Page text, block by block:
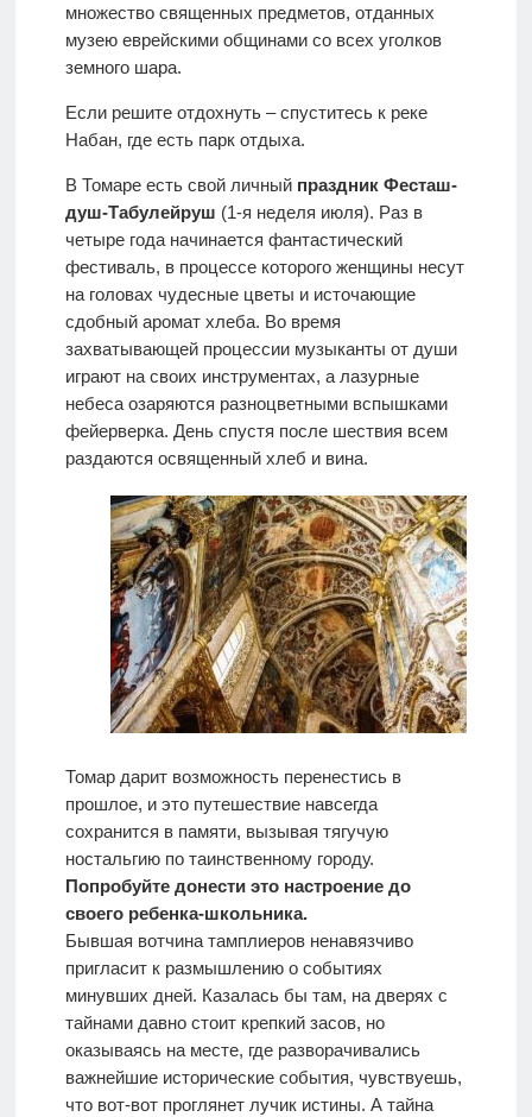
множество священных предметов, отданных
музею еврейскими общинами со всех уголков
земного шара.
Если решите отдохнуть – спуститесь к реке
Набан, где есть парк отдыха.
В Томаре есть свой личный праздник Фесташ-
душ-Табулейруш (1-я неделя июля). Раз в
четыре года начинается фантастический
фестиваль, в процессе которого женщины несут
на головах чудесные цветы и источающие
сдобный аромат хлеба. Во время
захватывающей процессии музыканты от души
играют на своих инструментах, а лазурные
небеса озаряются разноцветными вспышками
фейерверка. День спустя после шествия всем
раздаются освященный хлеб и вина.
Томар дарит возможность перенестись в
прошлое, и это путешествие навсегда
сохранится в памяти, вызывая тягучую
ностальгию по таинственному городу.
Попробуйте донести это настроение до
своего ребенка-школьника.
Бывшая вотчина тамплиеров ненавязчиво
пригласит к размышлению о событиях
минувших дней. Казалась бы там, на дверях с
тайнами давно стоит крепкий засов, но
оказываясь на месте, где разворачивались
важнейшие исторические события, чувствуешь,
что вот-вот проглянет лучик истины. А тайна